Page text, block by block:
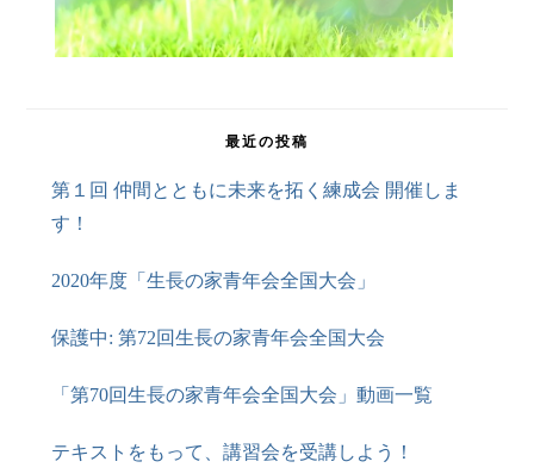
最近の投稿
第１回 仲間とともに未来を拓く練成会 開催しま
す！
2020年度「生長の家青年会全国大会」
保護中: 第72回生長の家青年会全国大会
「第70回生長の家青年会全国大会」動画一覧
テキストをもって、講習会を受講しよう！